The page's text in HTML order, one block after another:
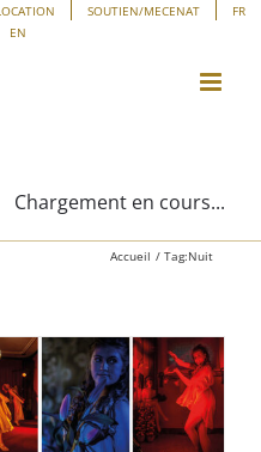
SOUTIEN/MECENAT
FR
EN
Chargement en cours...
Accueil Tag:Nuit